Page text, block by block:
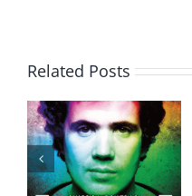
Related Posts
UDINESE